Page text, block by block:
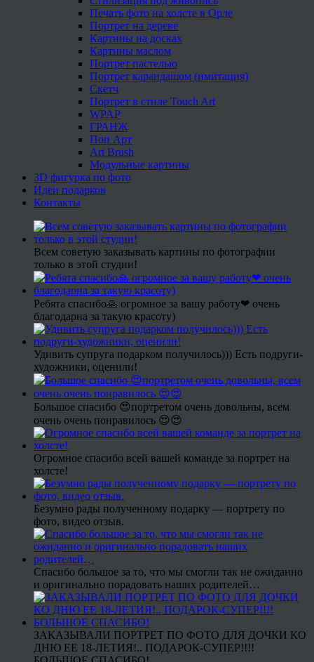
Печать фото на холсте в Орле
Портрет на дереве
Картины на досках
Картины маслом
Портрет пастелью
Портрет карандашом (имитация)
Скетч
Портрет в стиле Touch Art
WPAP
ГРАНЖ
Поп Арт
Art Brush
Модульные картины
3D фигурка по фото
Идеи подарков
Контакты
Всем советую заказывать картины по фотографии
только в этой студии!
Ребята спасибо🙏 огромное за вашу работу❤ очень
благодарна за такую красоту)
Удивить супруга подарком получилось))) Есть подруги-
художники, оценили!
Большое спасибо 😍портретом очень довольны, всем
очень очень понравилось 😍😍
Огромное спасибо всей вашей команде за портрет на
холсте!
Безумно рады полученному подарку — портрету по
фото, видео отзыв.
Спасибо большое за то, что мы смогли так не ожиданно
и оригинально порадовать наших родителей…
ЗАКАЗЫВАЛИ ПОРТРЕТ ПО ФОТО ДЛЯ ДОЧКИ КО
ДНЮ ЕЕ 18-ЛЕТИЯ!.. ПОДАРОК-СУПЕР!!!!